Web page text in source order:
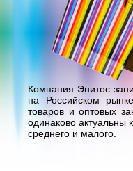
Компания Энитос
на Российском
товаров и оптовых
одинаково актуальны
среднего и малого.